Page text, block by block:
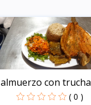
almuerzo con trucha
( 0 )